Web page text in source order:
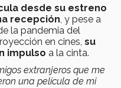
desde su estreno
recepción, y pese a
la pandemia del
en cines, su
impulso a la cinta.
extranjeros que me
una película de mi